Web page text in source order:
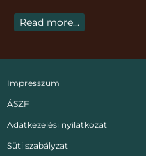
Read more...
Impresszum
ÁSZF
Adatkezelési nyilatkozat
Süti szabályzat